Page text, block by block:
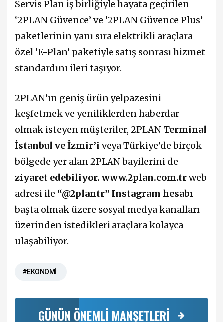
Servis Plan iş birliğiyle hayata geçirilen
‘2PLAN Güvence’ ve ‘2PLAN Güvence Plus’
paketlerinin yanı sıra elektrikli araçlara
özel ‘E-Plan’ paketiyle satış sonrası hizmet
standardını ileri taşıyor.
2PLAN’ın geniş ürün yelpazesini
keşfetmek ve yeniliklerden haberdar
olmak isteyen müşteriler, 2PLAN Terminal
İstanbul ve İzmir’i veya Türkiye’de birçok
bölgede yer alan 2PLAN bayilerini de
ziyaret edebiliyor. www.2plan.com.trweb
adresi ile “@2plantr” Instagram hesabı
başta olmak üzere sosyal medya kanalları
üzerinden istedikleri araçlara kolayca
ulaşabiliyor.
#EKONOMİ
GÜNÜN ÖNEMLİ MANŞETLERİ